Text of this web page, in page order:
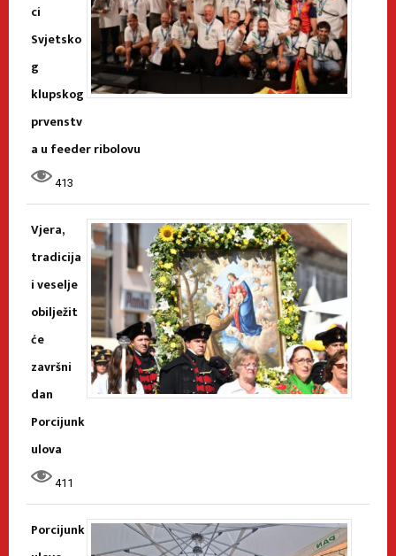
ci
Svjetsko
g
klupskog
prvenstv
a u feeder ribolovu
413
Vjera,
tradicija
i veselje
obilježit
će
završni
dan
Porcijunk
ulova
411
Porcijunk